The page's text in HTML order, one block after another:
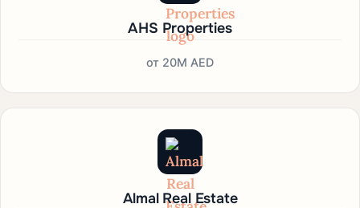
AHS Properties
от 20M AED
Almal Real Estate